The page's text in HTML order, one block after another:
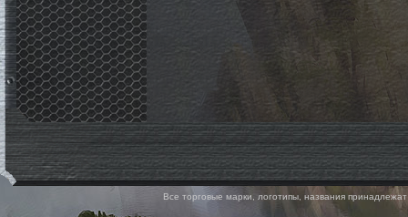
Все торговые марки, логотипы, названия